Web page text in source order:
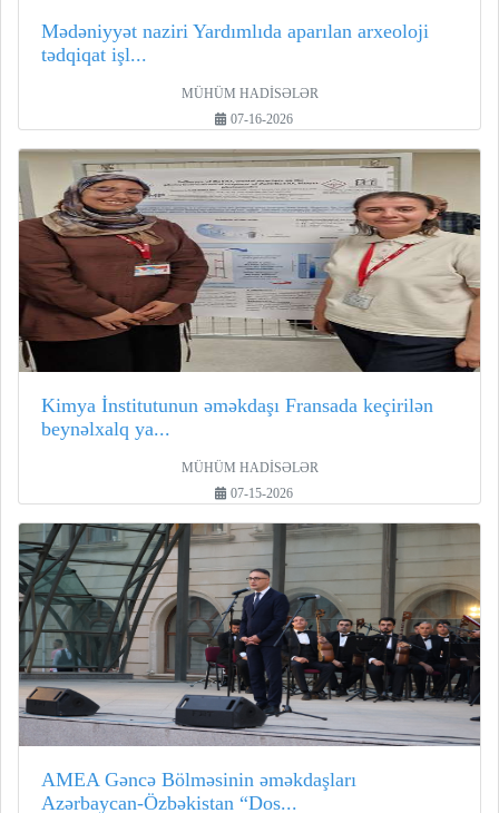
Mədəniyyət naziri Yardımlıda aparılan arxeoloji
tədqiqat işl...
MÜHÜM HADİSƏLƏR
07-16-2026
Kimya İnstitutunun əməkdaşı Fransada keçirilən
beynəlxalq ya...
MÜHÜM HADİSƏLƏR
07-15-2026
AMEA Gəncə Bölməsinin əməkdaşları
Azərbaycan-Özbəkistan “Dos...